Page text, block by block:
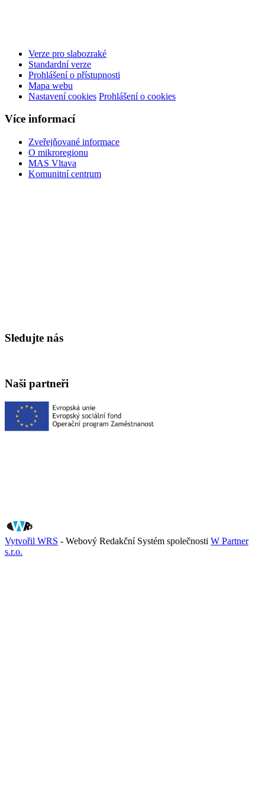
Verze pro slabozraké
Standardní verze
Prohlášení o přístupnosti
Mapa webu
Nastavení cookies Prohlášení o cookies
Více informací
Zveřejňované informace
O mikroregionu
MAS Vltava
Komunitní centrum
Sledujte nás
Naši partneři
Vytvořil WRS - Webový Redakční Systém společnosti W Partner
s.r.o.